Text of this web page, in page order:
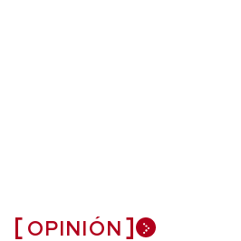
OPINIÓN